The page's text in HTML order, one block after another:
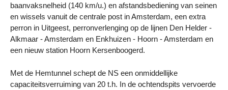
baanvaksnelheid (140 km/u.) en afstandsbediening van seinen
en wissels vanuit de centrale post in Amsterdam, een extra
perron in Uitgeest, perronverlenging op de lijnen Den Helder -
Alkmaar - Amsterdam en Enkhuizen - Hoorn - Amsterdam en
een nieuw station Hoorn Kersenboogerd.
Met de Hemtunnel schept de NS een onmiddellijke
capaciteitsverruiming van 20 t.h. In de ochtendspits vervoerde